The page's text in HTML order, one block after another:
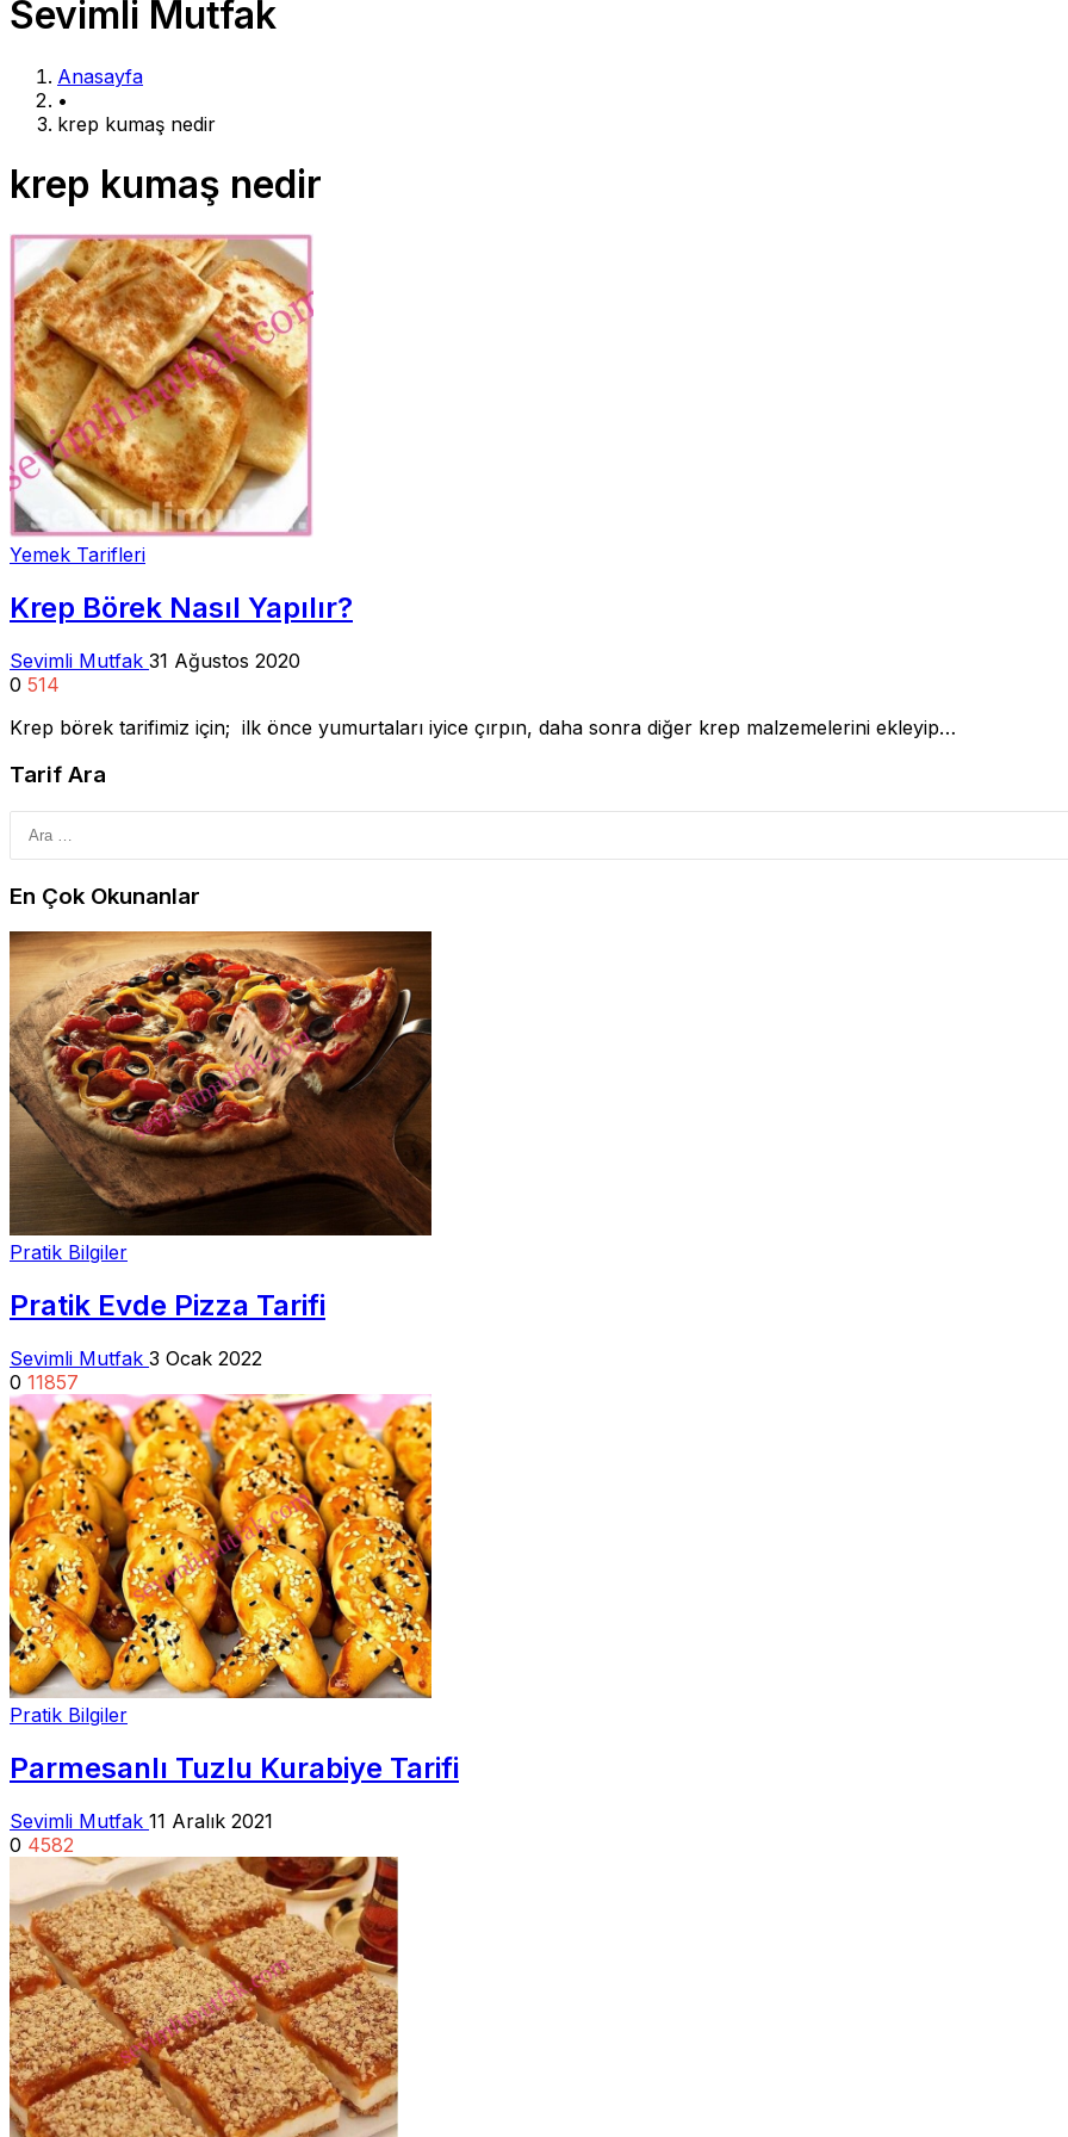
Sevimli Mutfak
Anasayfa
•
krep kumaş nedir
krep kumaş nedir
Yemek Tarifleri
Krep Börek Nasıl Yapılır?
Sevimli Mutfak 31 Ağustos 2020
0 514
Krep börek tarifimiz için; ilk önce yumurtaları iyice çırpın, daha sonra diğer krep malzemelerini ekleyip…
Tarif Ara
En Çok Okunanlar
Pratik Bilgiler
Pratik Evde Pizza Tarifi
Sevimli Mutfak 3 Ocak 2022
0 11857
Pratik Bilgiler
Parmesanlı Tuzlu Kurabiye Tarifi
Sevimli Mutfak 11 Aralık 2021
0 4582